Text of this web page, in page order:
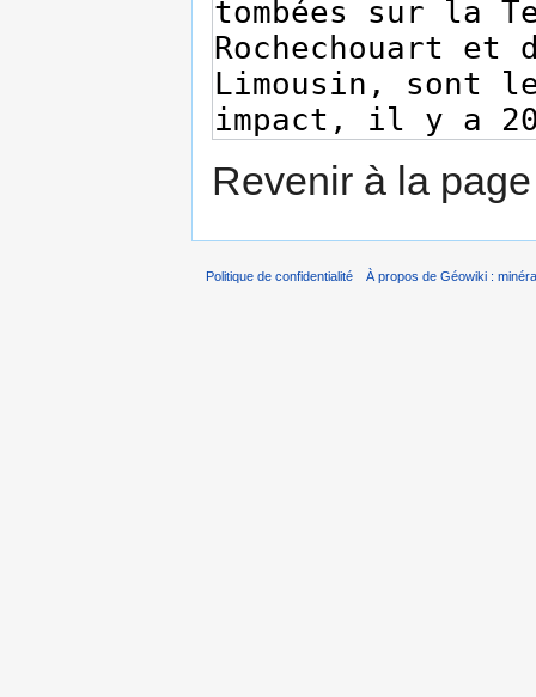
Revenir à la
Politique de confidentialité À propos de Géowiki :